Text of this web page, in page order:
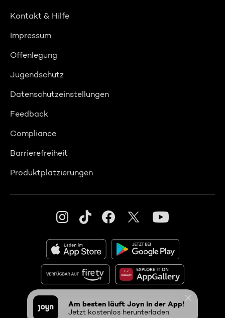
Kontakt & Hilfe
Impressum
Offenlegung
Jugendschutz
Datenschutzeinstellungen
Feedback
Compliance
Barrierefreiheit
Produktplatzierungen
© 2026 ProSiebenSat.1 PULS 4 GmbH
Am besten läuft Joyn in der App!
Jetzt kostenlos herunterladen.